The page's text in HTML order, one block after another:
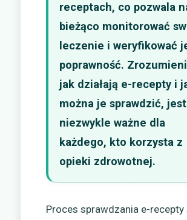
receptach, co pozwala
bieżąco monitorować
leczenie i weryfikować
poprawność.
jak działają e-recepty i
można je sprawdzić, jest
niezwykle ważne dla
każdego, kto korzysta z
opieki zdrowotnej.
Proces sprawdzania e-recepty